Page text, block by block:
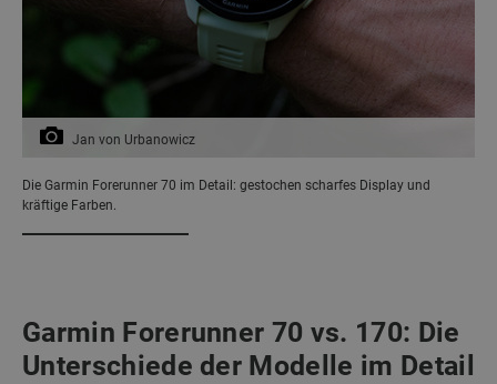
Jan von Urbanowicz
Die Garmin Forerunner 70 im Detail: gestochen scharfes Display und
kräftige Farben.
Garmin Forerunner 70 vs. 170: Die
Unterschiede der Modelle im Detail